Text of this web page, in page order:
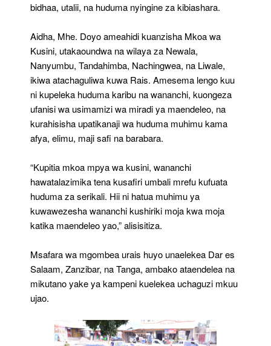
bidhaa, utalii, na huduma nyingine za kibiashara.
Aidha, Mhe. Doyo ameahidi kuanzisha Mkoa wa
Kusini, utakaoundwa na wilaya za Newala,
Nanyumbu, Tandahimba, Nachingwea, na Liwale,
ikiwa atachaguliwa kuwa Rais. Amesema lengo kuu
ni kupeleka huduma karibu na wananchi, kuongeza
ufanisi wa usimamizi wa miradi ya maendeleo, na
kurahisisha upatikanaji wa huduma muhimu kama
afya, elimu, maji safi na barabara.
“Kupitia mkoa mpya wa kusini, wananchi
hawatalazimika tena kusafiri umbali mrefu kufuata
huduma za serikali. Hii ni hatua muhimu ya
kuwawezesha wananchi kushiriki moja kwa moja
katika maendeleo yao,” alisisitiza.
Msafara wa mgombea urais huyo unaelekea Dar es
Salaam, Zanzibar, na Tanga, ambako ataendelea na
mikutano yake ya kampeni kuelekea uchaguzi mkuu
ujao.